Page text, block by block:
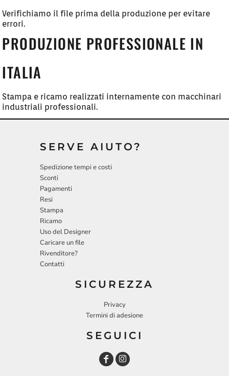
Verifichiamo il file prima della produzione per evitare
errori.
PRODUZIONE PROFESSIONALE IN
ITALIA
Stampa e ricamo realizzati internamente con macchinari
industriali professionali.
SERVE AIUTO?
Spedizione tempi e costi
Sconti
Pagamenti
Resi
Stampa
Ricamo
Uso del Designer
Caricare un file
Rivenditore?
Contatti
SICUREZZA
Privacy
Termini di adesione
SEGUICI